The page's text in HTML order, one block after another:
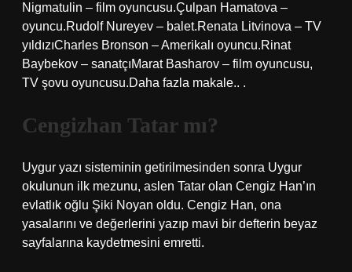
Nigmatulin – film oyuncusu.Çulpan Hamatova –
oyuncu.Rudolf Nureyev – balet.Renata Litvinova – TV
yıldızıCharles Bronson – Amerikalı oyuncu.Rinat
Baybekov – sanatçıMarat Basharov – film oyuncusu,
TV şovu oyuncusu.Daha fazla makale.. .
Cengizhan Tatar mı?
Uygur yazı sisteminin getirilmesinden sonra Uygur
okulunun ilk mezunu, aslen Tatar olan Cengiz Han’ın
evlatlık oğlu Şiki Noyan oldu. Cengiz Han, ona
yasalarını ve değerlerini yazıp mavi bir defterin beyaz
sayfalarına kaydetmesini emretti.